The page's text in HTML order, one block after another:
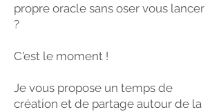
propre oracle sans oser vous lancer
?
C'est le moment !
Je vous propose un temps de
création et de partage autour de la